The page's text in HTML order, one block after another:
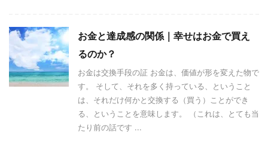
お金と達成感の関係｜幸せはお金で買え
るのか？
お金は交換手段の証 お金は、価値が形を変えた物で
す。 そして、それを多く持っている、ということ
は、それだけ何かと交換する（買う）ことができ
る、ということを意味します。 （これは、とても当
たり前の話です ...